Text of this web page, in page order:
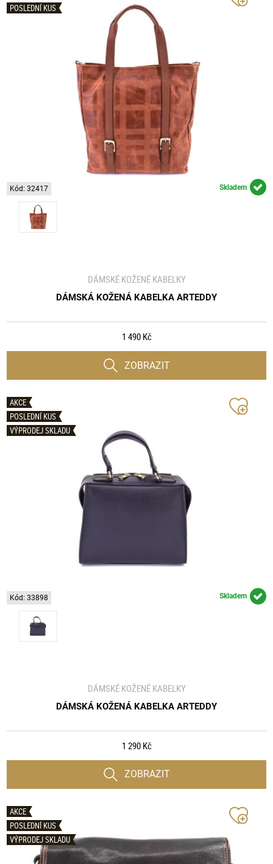
POSLEDNÍ KUS
Kód: 32417 Skladem
DÁMSKÉ KOŽENÉ KABELKY
DÁMSKÁ KOŽENÁ KABELKA ARTEDDY
1 490 Kč
ZOBRAZIT
AKCE
POSLEDNÍ KUS
VÝPRODEJ SKLADU
Kód: 33898 Skladem
DÁMSKÉ KOŽENÉ KABELKY
DÁMSKÁ KOŽENÁ KABELKA ARTEDDY
1 290 Kč
ZOBRAZIT
AKCE
POSLEDNÍ KUS
VÝPRODEJ SKLADU